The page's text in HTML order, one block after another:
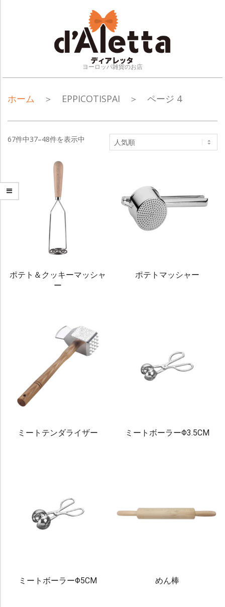
ヨーロッパ雑貨のお店
NAVIGATION
MENU
ホーム ＞ EPPICOTISPAI ＞ ページ 4
67件中37–48件を表示中
ポテト＆クッキーマッシャ
ー
ポテトマッシャー
ミートテンダライザー ミートボーラーΦ3.5CM
ミートボーラーΦ5CM めん棒